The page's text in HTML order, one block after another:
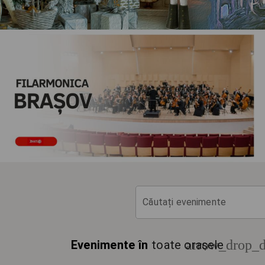
Căutați evenimente
Evenimente în toate orașele